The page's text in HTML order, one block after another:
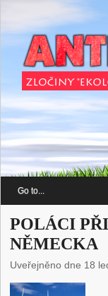
POLÁCI
NĚMECKA
Uveřejněno dne 18